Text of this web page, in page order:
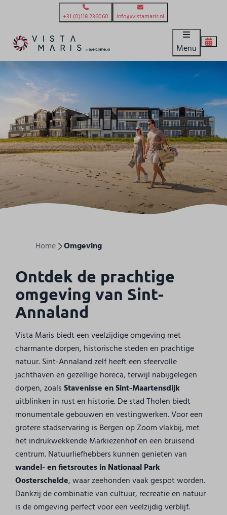
+31 (0)118 236060 info@vistamaris.nl
Menu
Home Omgeving
Ontdek de prachtige
omgeving van Sint-
Annaland
Vista Maris biedt een veelzijdige omgeving met
charmante dorpen, historische steden en prachtige
natuur. Sint-Annaland zelf heeft een sfeervolle
jachthaven en gezellige horeca, terwijl nabijgelegen
dorpen, zoalsStavenisse en Sint-Maartensdijk
uitblinken in rust en historie. De stad Tholen biedt
monumentale gebouwen en vestingwerken. Voor een
grotere stadservaring is Bergen op Zoom vlakbij, met
het indrukwekkende Markiezenhof en een bruisend
centrum. Natuurliefhebbers kunnen genieten van
wandel- en fietsroutes in Nationaal Park
Oosterschelde, waar zeehonden vaak gespot worden.
Dankzij de combinatie van cultuur, recreatie en natuur
is de omgeving perfect voor een veelzijdig verblijf.